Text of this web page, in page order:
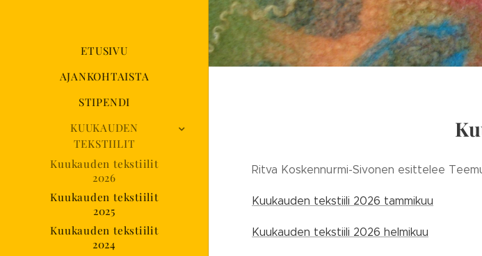
ETUSIVU
AJANKOHTAISTA
STIPENDI
KUUKAUDEN
TEKSTIILIT
Kuukauden tekstiilit
2026
Kuukauden tekstiilit
2025
Kuukauden tekstiilit
2024
Ritva Koskennurmi-Sivonen esittelee
Kuukauden tekstiili 2026 tammikuu
Kuukauden tekstiili 2026 helmikuu